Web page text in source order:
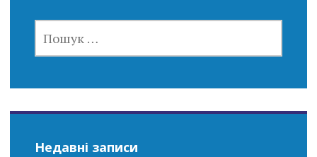
Недавні записи